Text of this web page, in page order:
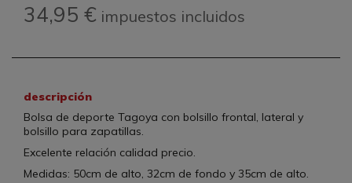
34,95 € impuestos incluidos
descripción
Bolsa de deporte Tagoya con bolsillo frontal, lateral y
bolsillo para zapatillas.
Excelente relación calidad precio.
Medidas: 50cm de alto, 32cm de fondo y 35cm de alto.